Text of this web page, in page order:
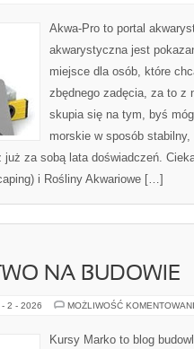
Akwa-Pro to portal
akwarystyczna jest
miejsce dla osób, które
zbędnego zadęcia, za to z
skupia się na tym, byś
morskie w sposób
za sobą lata doświadczeń.
i Rośliny Akwariowe […]
NA BUDOWIE
- 2 - 2026 MOŻLIWOŚĆ
Kursy Marko to blog